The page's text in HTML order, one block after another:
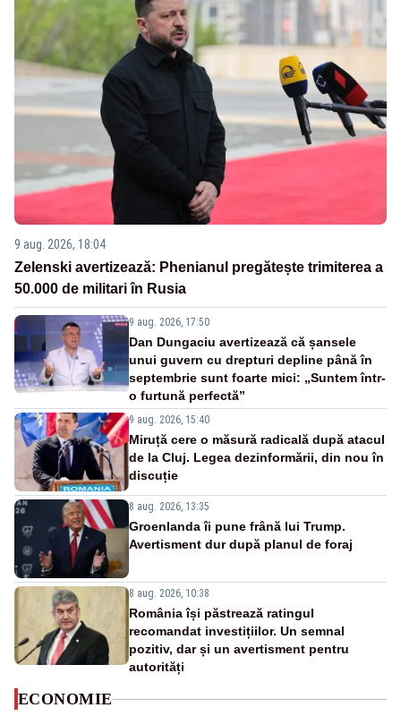
9 aug. 2026, 18:04
Zelenski avertizează: Phenianul pregătește trimiterea a
50.000 de militari în Rusia
9 aug. 2026, 17:50
Dan Dungaciu avertizează că șansele
unui guvern cu drepturi depline până în
septembrie sunt foarte mici: „Suntem într-
o furtună perfectă”
9 aug. 2026, 15:40
Miruță cere o măsură radicală după atacul
de la Cluj. Legea dezinformării, din nou în
discuție
8 aug. 2026, 13:35
Groenlanda îi pune frână lui Trump.
Avertisment dur după planul de foraj
8 aug. 2026, 10:38
România își păstrează ratingul
recomandat investițiilor. Un semnal
pozitiv, dar și un avertisment pentru
autorități
ECONOMIE